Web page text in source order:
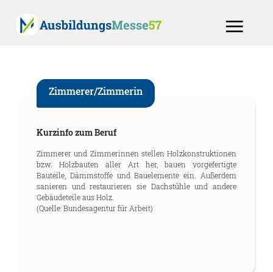
Zimmerer/Zimmerin
Kurzinfo zum Beruf
Zimmerer und Zimmerinnen stellen Holzkonstruktionen
bzw. Holzbauten aller Art her, bauen vorgefertigte
Bauteile, Dämmstoffe und Bauelemente ein. Außerdem
sanieren und restaurieren sie Dachstühle und andere
Gebäudeteile aus Holz.
(Quelle: Bundesagentur für Arbeit)